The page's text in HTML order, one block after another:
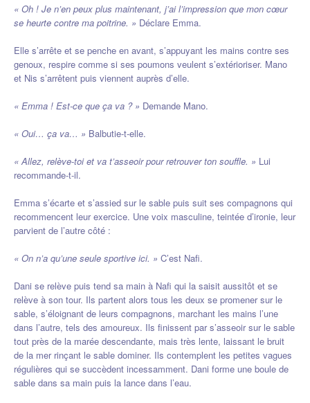
« Oh ! Je n’en peux plus maintenant, j’ai l’impression que mon cœur
se heurte contre ma poitrine. » Déclare Emma.
Elle s’arrête et se penche en avant, s’appuyant les mains contre ses
genoux, respire comme si ses poumons veulent s’extérioriser. Mano
et Nis s’arrêtent puis viennent auprès d’elle.
« Emma ! Est-ce que ça va ? » Demande Mano.
« Oui… ça va… » Balbutie-t-elle.
« Allez, relève-toi et va t’asseoir pour retrouver ton souffle. » Lui
recommande-t-il.
Emma s’écarte et s’assied sur le sable puis suit ses compagnons qui
recommencent leur exercice. Une voix masculine, teintée d’ironie, leur
parvient de l’autre côté :
« On n’a qu’une seule sportive ici. » C’est Nafi.
Dani se relève puis tend sa main à Nafi qui la saisit aussitôt et se
relève à son tour. Ils partent alors tous les deux se promener sur le
sable, s’éloignant de leurs compagnons, marchant les mains l’une
dans l’autre, tels des amoureux. Ils finissent par s’asseoir sur le sable
tout près de la marée descendante, mais très lente, laissant le bruit
de la mer rinçant le sable dominer. Ils contemplent les petites vagues
régulières qui se succèdent incessamment. Dani forme une boule de
sable dans sa main puis la lance dans l’eau.